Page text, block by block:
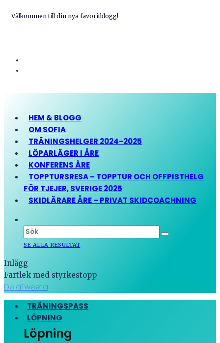
Välkommen till din nya favoritblogg!
HEM & BLOGG
OM SOFIA
TRÄNINGSHELGER 2024-2025
LÖPARLÄGER I ÅRE
KONFERENS ÅRE
TOPPTURSRESA – TOPPTUR OCH OFFPISTHELG
FÖR TJEJER, SVERIGE 2025
SKIDLÄRARE ÅRE – PRIVAT SKIDCOACHNING
SE ALLA RESULTAT
Inlägg
Fartlek med styrkestopp
DelaTweeta
TRÄNINGSPASS
LÖPNING
Löpning